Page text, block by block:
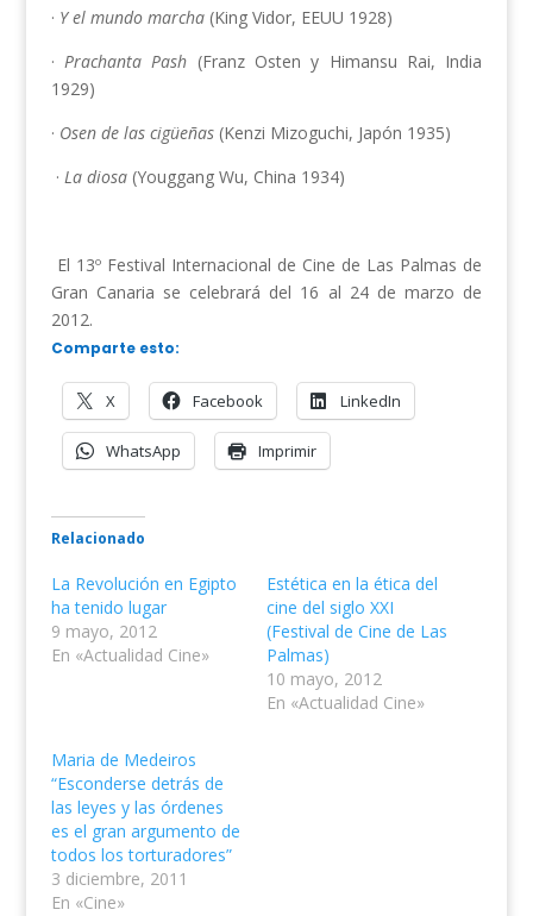
· Y el mundo marcha(King Vidor, EEUU 1928)
· Prachanta Pash (Franz Osten y Himansu Rai, India
1929)
· Osen de las cigüeñas (Kenzi Mizoguchi, Japón 1935)
· La diosa(Youggang Wu, China 1934)
El 13º Festival Internacional de Cine de Las Palmas de
Gran Canaria se celebrará del 16 al 24 de marzo de
2012.
Comparte esto:
X Facebook LinkedIn
WhatsApp Imprimir
Relacionado
La Revolución en Egipto
ha tenido lugar
9 mayo, 2012
En «Actualidad Cine»
Estética en la ética del
cine del siglo XXI
(Festival de Cine de Las
Palmas)
10 mayo, 2012
En «Actualidad Cine»
Maria de Medeiros
“Esconderse detrás de
las leyes y las órdenes
es el gran argumento de
todos los torturadores”
3 diciembre, 2011
En «Cine»